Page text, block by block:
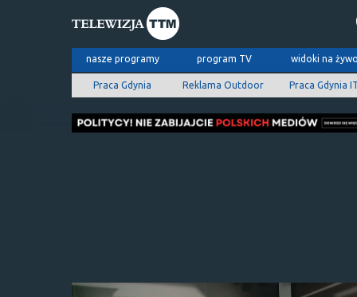
nasze programy program TV widoki na
Praca Gdynia Reklama Outdoor Praca Gdynia